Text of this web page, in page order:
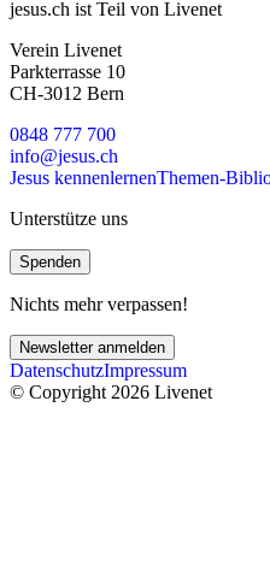
jesus.ch ist Teil von Livenet
Verein Livenet
Parkterrasse 10
CH-3012 Bern
0848 777 700
info@jesus.ch
Jesus kennenlernenThemen-
Unterstütze uns
Spenden
Nichts mehr verpassen!
Newsletter anmelden
DatenschutzImpressum
© Copyright 2026 Livenet